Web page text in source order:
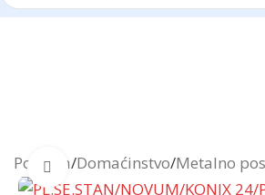
Reklama
Početna/Domaćinstvo/Metalno
Click to enlarge